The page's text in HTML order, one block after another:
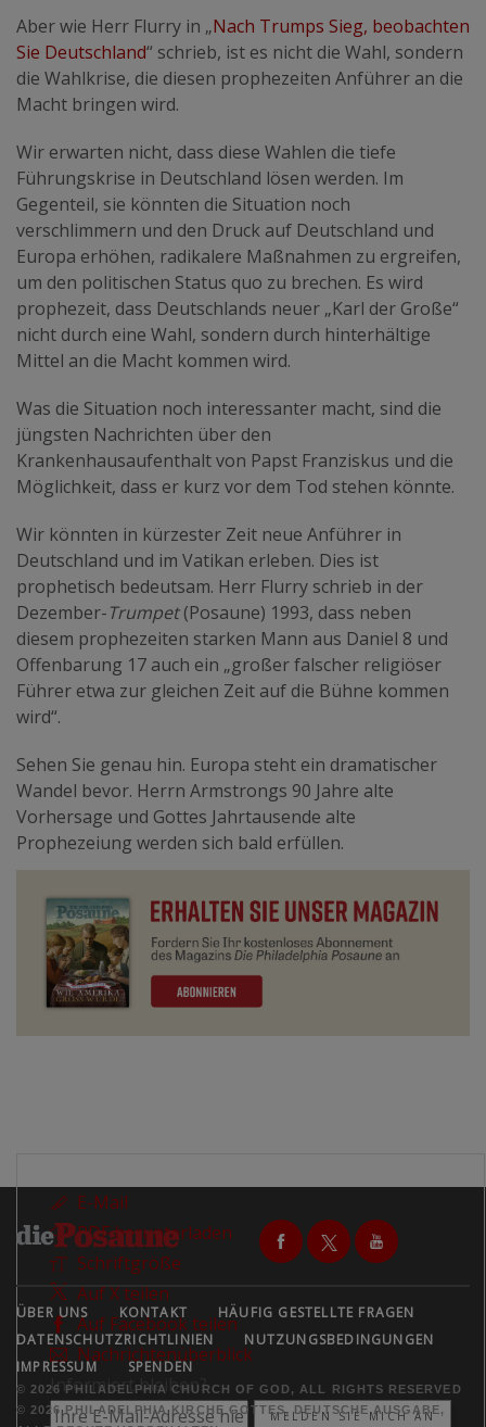
Aber wie Herr Flurry in „Nach Trumps Sieg, beobachten
Sie Deutschland“ schrieb, ist es nicht die Wahl, sondern
die Wahlkrise, die diesen prophezeiten Anführer an die
Macht bringen wird.
Wir erwarten nicht, dass diese Wahlen die tiefe
Führungskrise in Deutschland lösen werden. Im
Gegenteil, sie könnten die Situation noch
verschlimmern und den Druck auf Deutschland und
Europa erhöhen, radikalere Maßnahmen zu ergreifen,
um den politischen Status quo zu brechen. Es wird
prophezeit, dass Deutschlands neuer „Karl der Große“
nicht durch eine Wahl, sondern durch hinterhältige
Mittel an die Macht kommen wird.
Was die Situation noch interessanter macht, sind die
jüngsten Nachrichten über den
Krankenhausaufenthalt von Papst Franziskus und die
Möglichkeit, dass er kurz vor dem Tod stehen könnte.
Wir könnten in kürzester Zeit neue Anführer in
Deutschland und im Vatikan erleben. Dies ist
prophetisch bedeutsam. Herr Flurry schrieb in der
Dezember-Trumpet(Posaune) 1993, dass neben
diesem prophezeiten starken Mann aus Daniel 8 und
Offenbarung 17 auch ein „großer falscher religiöser
Führer etwa zur gleichen Zeit auf die Bühne kommen
wird“.
Sehen Sie genau hin. Europa steht ein dramatischer
Wandel bevor. Herrn Armstrongs 90 Jahre alte
Vorhersage und Gottes Jahrtausende alte
Prophezeiung werden sich bald erfüllen.
E-Mail
PDF herunterladen
Schriftgröße
Auf X teilen
Auf Facebook teilen
Nachrichtenüberblick
Informiert bleiben?
MELDEN SIE MICH AN
ÜBER UNS KONTAKT
HÄUFIG GESTELLTE FRAGEN
DATENSCHUTZRICHTLINIEN
NUTZUNGSBEDINGUNGEN
IMPRESSUM
SPENDEN
© 2026 PHILADELPHIA CHURCH OF GOD, ALL RIGHTS RESERVED
© 2026 PHILADELPHIA KIRCHE GOTTES, DEUTSCHE AUSGABE,